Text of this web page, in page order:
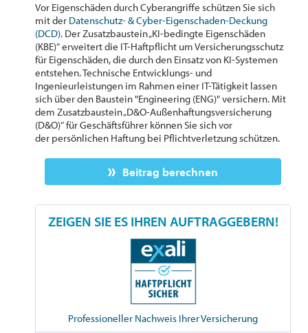
Vor Eigenschäden durch Cyberangriffe schützen Sie sich
mit der Datenschutz- & Cyber-Eigenschaden-Deckung
(DCD). Der Zusatzbaustein „KI-bedingte Eigenschäden
(KBE)“ erweitert die IT-Haftpflicht um Versicherungsschutz
für Eigenschäden, die durch den Einsatz von KI-Systemen
entstehen. Technische Entwicklungs- und
Ingenieurleistungen im Rahmen einer IT-Tätigkeit lassen
sich über den Baustein "Engineering (ENG)" versichern. Mit
dem Zusatzbaustein „D&O-Außenhaftungsversicherung
(D&O)“ für Geschäftsführer können Sie sich vor
der persönlichen Haftung bei Pflichtverletzung schützen.
Beitrag berechnen
ZEIGEN SIE ES IHREN AUFTRAGGEBERN!
Professioneller Nachweis Ihrer Versicherung